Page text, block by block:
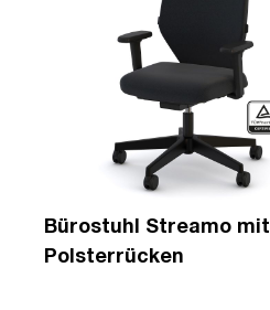
Bürostuhl Streamo mit
Polsterrücken